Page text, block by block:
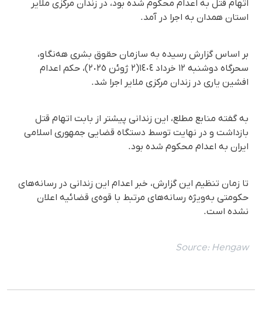
اتهام قتل به اعدام محکوم شده بود، در زندان مرکزی ملایر
استان همدان به اجرا در آمد.
بر اساس گزارش رسیده به سازمان حقوق بشری هه‌نگاو،
سحرگاه دوشنبە ١٢ خرداد ١٤٠٤(٢ ژوئن ٢٠٢٥)، حکم اعدام
افشین یاری در زندان مرکزی ملایر اجرا شد.
بە گفتە منابع مطلع، این زندانی پیشتر از بابت اتهام قتل
بازداشت و در نهایت توسط دستگاه قضایی جمهوری اسلامی
ایران به اعدام محکوم شده بود.
تا زمان تنظیم این گزارش، خبر اعدام این زندانی در رسانه‌های
حکومتی بەویژه رسانه‌های مرتبط با قوه‌ی قضائیه اعلان
نشده است.
Source: Hengaw